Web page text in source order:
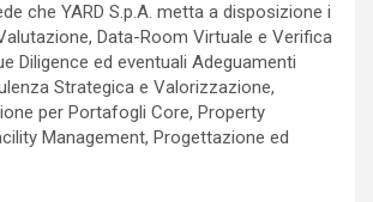
che YARD S.p.A. metta a disposizione i
Data-Room Virtuale e Verifica
Diligence ed eventuali Adeguamenti
Strategica e Valorizzazione,
per Portafogli Core, Property
Management, Progettazione ed